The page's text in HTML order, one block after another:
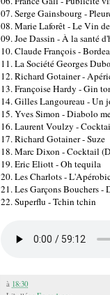
07. Serge Gainsbourg -
08. Marie Laforêt - Le Vin
09. Joe Dassin - À la santé
10. Claude François -
11. La Société Georges
12. Richard Gotainer -
13. Françoise Hardy - Gin
14. Gilles Langoureau - Un
15. Yves Simon - Diabolo
16. Laurent Voulzy -
17. Richard Gotainer - Suze
18. Marc Dixon - Cocktail
19. Eric Eliott - Oh tequila
20. Les Charlots -
21. Les Garçons Bouchers
22. Superflu - Tchin tchin
à 18:30